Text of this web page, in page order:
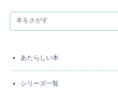
あたらしい本
シリーズ一覧